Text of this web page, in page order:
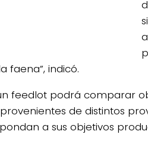
faena”, indicó.
feedlot podrá comparar
de distintos
a sus objetivos